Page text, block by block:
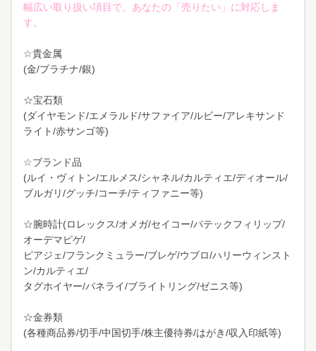
幅広い取り扱い項目で、あなたの「売りたい」に対応しま
す。
☆貴金属
(金/プラチナ/銀)
☆宝石類
(ダイヤモンド/エメラルド/サファイア/ルビー/アレキサンド
ライト/赤サンゴ等)
☆ブランド品
(ルイ・ヴィトン/エルメス/シャネル/カルティエ/ディオール/
ブルガリ/グッチ/コーチ/ティファニー等)
☆腕時計(ロレックス/オメガ/セイコー/パテックフィリップ/
オーデマピゲ/
ピアジェ/フランクミュラー/ブレゲ/ウブロ/ハリーウィンスト
ン/カルティエ/
タグホイヤー/パネライ/ブライトリング/ゼニス等)
☆金券類
(各種商品券/切手/中国切手/株主優待券/はがき/収入印紙等)